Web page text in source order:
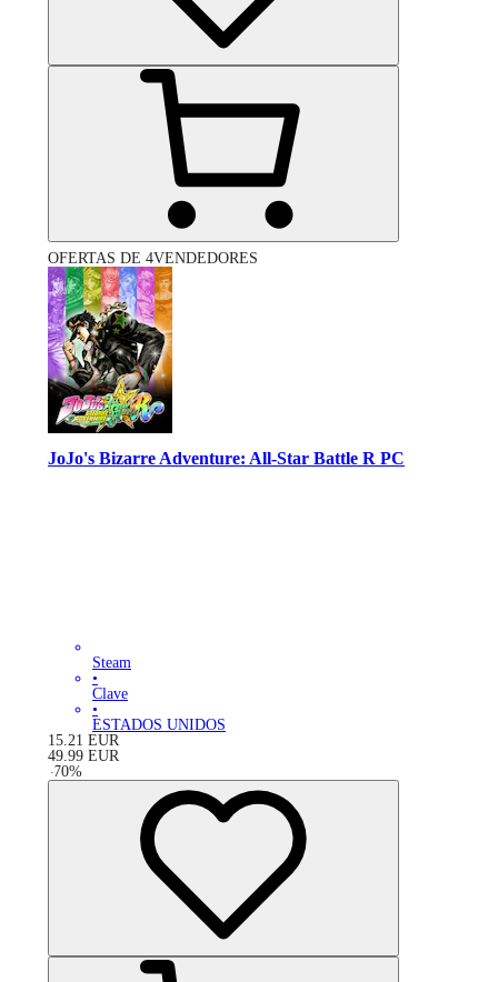
OFERTAS DE 4VENDEDORES
JoJo's Bizarre Adventure: All-Star Battle R PC
Steam
•
Clave
•
ESTADOS UNIDOS
15.21 EUR
49.99 EUR
-70%